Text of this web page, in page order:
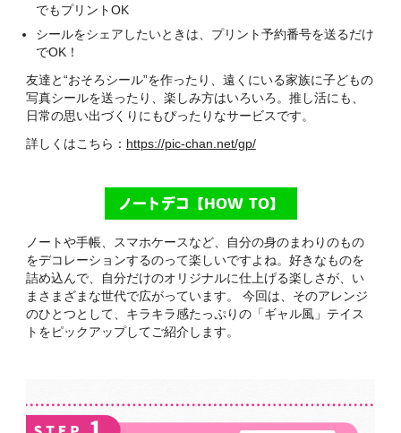
でもプリントOK
シールをシェアしたいときは、プリント予約番号を送るだけ
でOK！
友達と“おそろシール”を作ったり、遠くにいる家族に子どもの
写真シールを送ったり、楽しみ方はいろいろ。推し活にも、
日常の思い出づくりにもぴったりなサービスです。
詳しくはこちら： https://pic-chan.net/gp/
ノートデコ【HOW TO】
ノートや手帳、スマホケースなど、自分の身のまわりのもの
をデコレーションするのって楽しいですよね。好きなものを
詰め込んで、自分だけのオリジナルに仕上げる楽しさが、い
まさまざまな世代で広がっています。 今回は、そのアレンジ
のひとつとして、キラキラ感たっぷりの「ギャル風」テイス
トをピックアップしてご紹介します。